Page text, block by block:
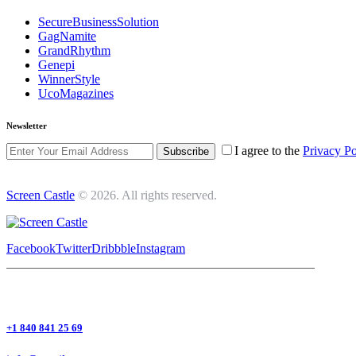
SecureBusinessSolution
GagNamite
GrandRhythm
Genepi
WinnerStyle
UcoMagazines
Newsletter
Subscribe I agree to the Privacy
Screen Castle © 2026. All rights reserved.
FacebookTwitterDribbbleInstagram
+1 840 841 25 69